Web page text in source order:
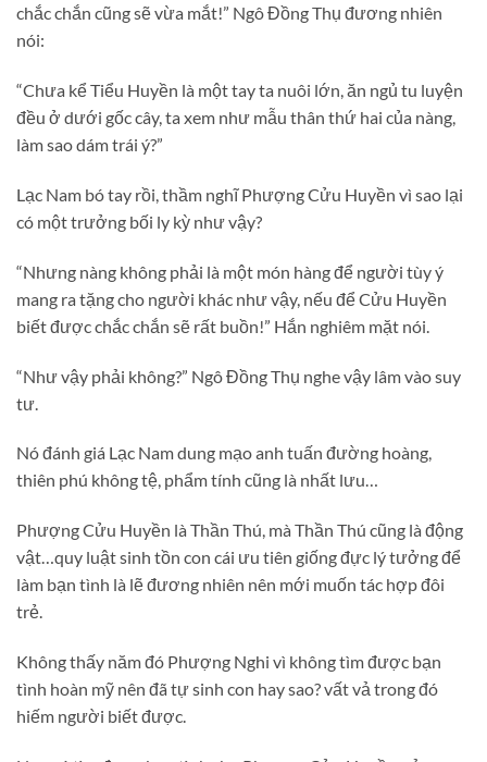
chắc chắn cũng sẽ vừa mắt!” Ngô Đồng Thụ đương nhiên
nói:
“Chưa kể Tiểu Huyền là một tay ta nuôi lớn, ăn ngủ tu luyện
đều ở dưới gốc cây, ta xem như mẫu thân thứ hai của nàng,
làm sao dám trái ý?”
Lạc Nam bó tay rồi, thầm nghĩ Phượng Cửu Huyền vì sao lại
có một trưởng bối ly kỳ như vậy?
“Nhưng nàng không phải là một món hàng để người tùy ý
mang ra tặng cho người khác như vậy, nếu để Cửu Huyền
biết được chắc chắn sẽ rất buồn!” Hắn nghiêm mặt nói.
“Như vậy phải không?” Ngô Đồng Thụ nghe vậy lâm vào suy
tư.
Nó đánh giá Lạc Nam dung mạo anh tuấn đường hoàng,
thiên phú không tệ, phẩm tính cũng là nhất lưu…
Phượng Cửu Huyền là Thần Thú, mà Thần Thú cũng là động
vật…quy luật sinh tồn con cái ưu tiên giống đực lý tưởng để
làm bạn tình là lẽ đương nhiên nên mới muốn tác hợp đôi
trẻ.
Không thấy năm đó Phượng Nghi vì không tìm được bạn
tình hoàn mỹ nên đã tự sinh con hay sao? vất vả trong đó
hiếm người biết được.